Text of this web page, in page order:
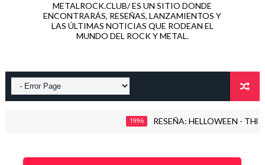
METALROCK.CLUB/ ES UN SITIO DONDE
ENCONTRARÁS, RESEÑAS, LANZAMIENTOS Y
LAS ÚLTIMAS NOTICIAS QUE RODEAN EL
MUNDO DEL ROCK Y METAL.
RESEÑA: HELLOWEEN - THE TIME